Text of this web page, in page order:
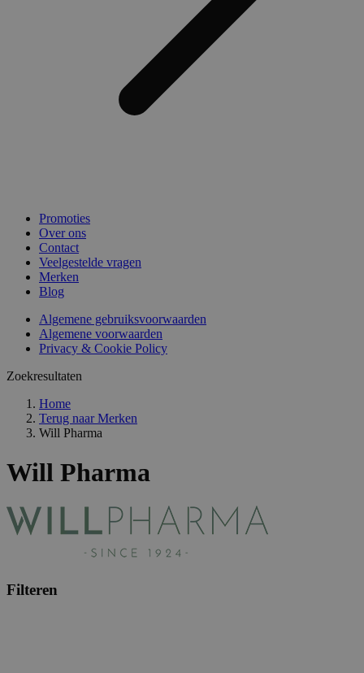
Promoties
Over ons
Contact
Veelgestelde vragen
Merken
Blog
Algemene gebruiksvoorwaarden
Algemene voorwaarden
Privacy & Cookie Policy
Zoekresultaten
Home
Terug naar Merken
Will Pharma
Will Pharma
Filteren